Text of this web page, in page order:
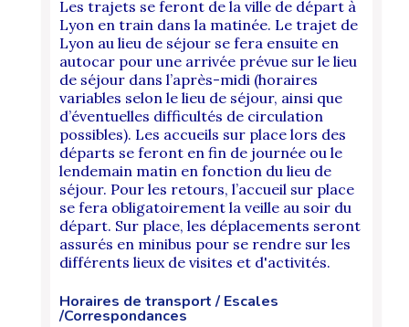
Les trajets se feront de la ville de départ à
Lyon en train dans la matinée. Le trajet de
Lyon au lieu de séjour se fera ensuite en
autocar pour une arrivée prévue sur le lieu
de séjour dans l’après-midi (horaires
variables selon le lieu de séjour, ainsi que
d’éventuelles difficultés de circulation
possibles). Les accueils sur place lors des
départs se feront en fin de journée ou le
lendemain matin en fonction du lieu de
séjour. Pour les retours, l’accueil sur place
se fera obligatoirement la veille au soir du
départ. Sur place, les déplacements seront
assurés en minibus pour se rendre sur les
différents lieux de visites et d'activités.
Horaires de transport / Escales
/Correspondances